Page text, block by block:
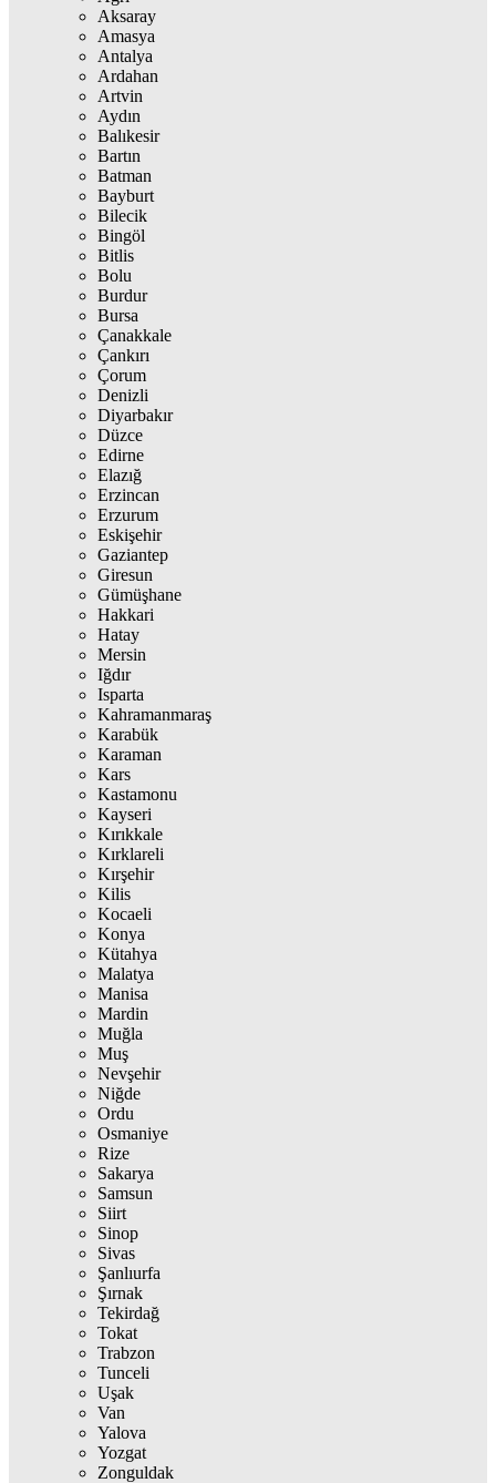
Aksaray
Amasya
Antalya
Ardahan
Artvin
Aydın
Balıkesir
Bartın
Batman
Bayburt
Bilecik
Bingöl
Bitlis
Bolu
Burdur
Bursa
Çanakkale
Çankırı
Çorum
Denizli
Diyarbakır
Düzce
Edirne
Elazığ
Erzincan
Erzurum
Eskişehir
Gaziantep
Giresun
Gümüşhane
Hakkari
Hatay
Mersin
Iğdır
Isparta
Kahramanmaraş
Karabük
Karaman
Kars
Kastamonu
Kayseri
Kırıkkale
Kırklareli
Kırşehir
Kilis
Kocaeli
Konya
Kütahya
Malatya
Manisa
Mardin
Muğla
Muş
Nevşehir
Niğde
Ordu
Osmaniye
Rize
Sakarya
Samsun
Siirt
Sinop
Sivas
Şanlıurfa
Şırnak
Tekirdağ
Tokat
Trabzon
Tunceli
Uşak
Van
Yalova
Yozgat
Zonguldak